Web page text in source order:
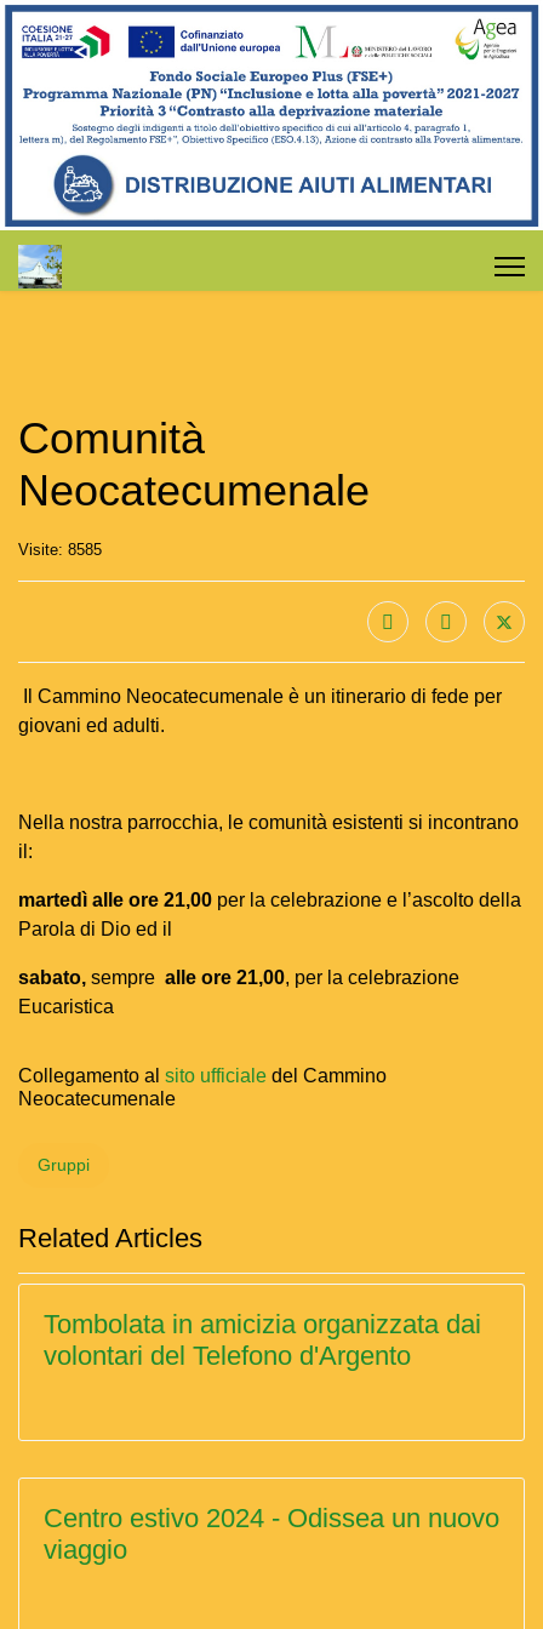
Comunità
Neocatecumenale
Visite: 8585
Il Cammino Neocatecumenale è un itinerario di fede per
giovani ed adulti.
Nella nostra parrocchia, le comunità esistenti si incontrano
il:
martedì alle ore 21,00 per la celebrazione e l’ascolto della
Parola di Dio ed il
sabato, sempre alle ore 21,00, per la celebrazione
Eucaristica
Collegamento al sito ufficiale del Cammino
Neocatecumenale
Gruppi
Related Articles
Tombolata in amicizia organizzata dai
volontari del Telefono d'Argento
Centro estivo 2024 - Odissea un nuovo
viaggio